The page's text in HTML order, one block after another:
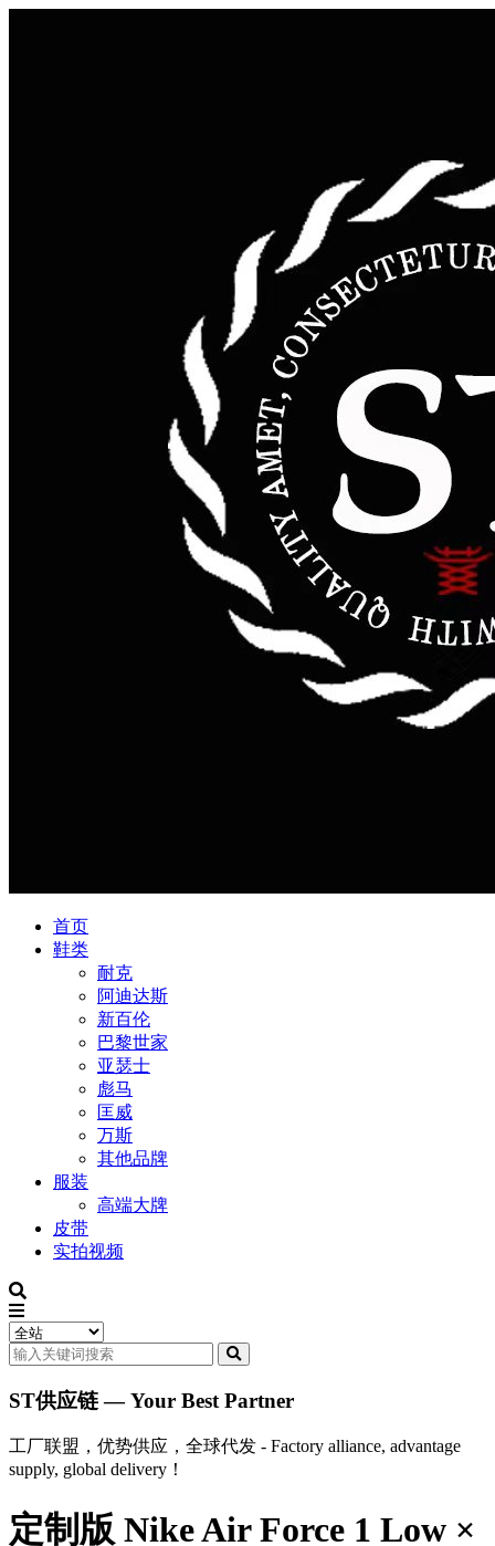
首页
鞋类
耐克
阿迪达斯
新百伦
巴黎世家
亚瑟士
彪马
匡威
万斯
其他品牌
服装
高端大牌
皮带
实拍视频
ST供应链 — Your Best Partner
工厂联盟，优势供应，全球代发 - Factory alliance, advantage
supply, global delivery！
定制版 Nike Air Force 1 Low ×